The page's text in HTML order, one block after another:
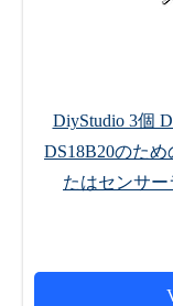
DiyStudio 3個
DS18B20のた
たはセンサー